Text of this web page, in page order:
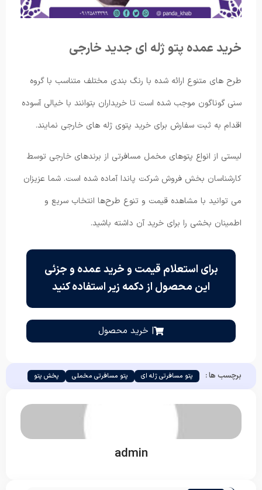
خرید عمده پتو ژله ای جدید خارجی
طرح های متنوع ارائه شده با رنگ بندی مختلف متناسب با گروه
سنی گوناگون موجب شده است تا خریداران بتوانند با خیالی آسوده
اقدام به ثبت سفارش برای خرید پتوی ژله های خارجی نمایند.
لیستی از انواع پتوهای مخمل مسافرتی از برندهای خارجی توسط
کارشناسان بخش فروش شرکت پاندا آماده شده است. شما عزیزان
می توانید با مشاهده قیمت و تنوع طرح‌ها انتخاب سریع و
اطمینان بخشی را برای خرید آن داشته باشید.
برای استعلام قیمت و خرید عمده و جزئی
این محصول از دکمه زیر استفاده کنید
| خرید محصول
برچسب ها : پتو مسافرتی ژله ای پتو مسافرتی مخملی پخش پتو
admin